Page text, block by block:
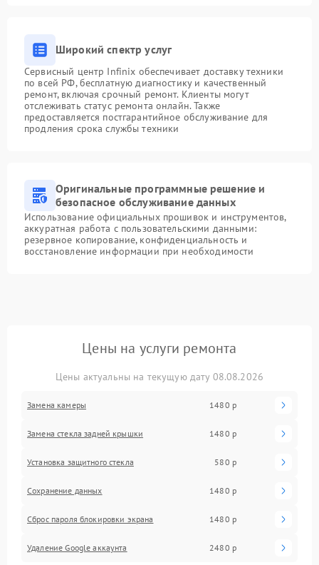
Широкий спектр услуг
Сервисный центр Infinix обеспечивает доставку техники
по всей РФ, бесплатную диагностику и качественный
ремонт, включая срочный ремонт. Клиенты могут
отслеживать статус ремонта онлайн. Также
предоставляется постгарантийное обслуживание для
продления срока службы техники
Оригинальные программные решение и
безопасное обслуживание данных
Использование официальных прошивок и инструментов,
аккуратная работа с пользовательскими данными:
резервное копирование, конфиденциальность и
восстановление информации при необходимости
Цены на услуги ремонта
Цены актуальны на текущую дату 08.08.2026
Замена камеры 1480 р
Замена стекла задней крышки 1480 р
Установка защитного стекла 580 р
Сохранение данных 1480 р
Сброс пароля блокировки экрана 1480 р
Удаление Google аккаунта 2480 р